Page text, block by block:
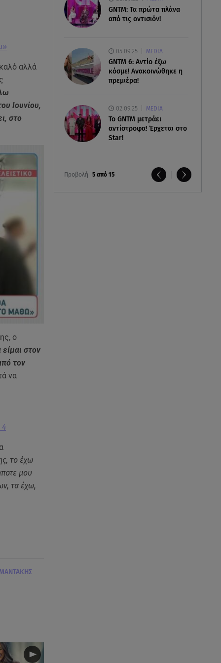
GNTM: Τα πρώτα πλάνα
από τις οντισιόν!
05.09.25 MEDIA
GNTM 6: Αντίο έξω
κόσμε! Ανακοινώθηκε η
πρεμιέρα!
02.09.25 MEDIA
Το GNTM μετράει
αντίστροφα! Έρχεται στο
Star!
Προβολή 5 από 15
αλλά
Ιουνίου,
στο
ο
στον
τον
να
4
το έχω
μου
τα έχω,